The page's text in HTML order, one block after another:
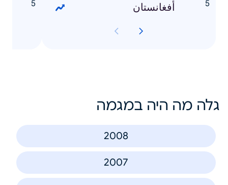
أفغانستان
גלה מה היה במגמה
2008
2007